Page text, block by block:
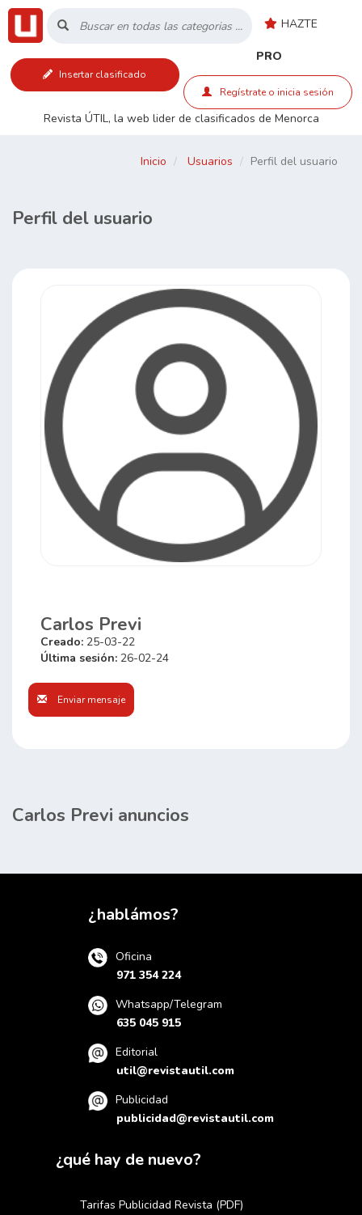
HAZTE
PRO
Insertar clasificado
Regístrate o inicia sesión
Revista ÚTIL, la web lider de clasificados de Menorca
Inicio
RSS
Inicio Usuarios Perfil del usuario
Perfil del usuario
Carlos Previ
Creado: 25-03-22
Última sesión: 26-02-24
Enviar mensaje
Carlos Previ anuncios
¿hablámos?
Oficina
971 354 224
Whatsapp/Telegram
635 045 915
Editorial
util@revistautil.com
Publicidad
publicidad@revistautil.com
¿qué hay de nuevo?
Tarifas Publicidad Revista (PDF)